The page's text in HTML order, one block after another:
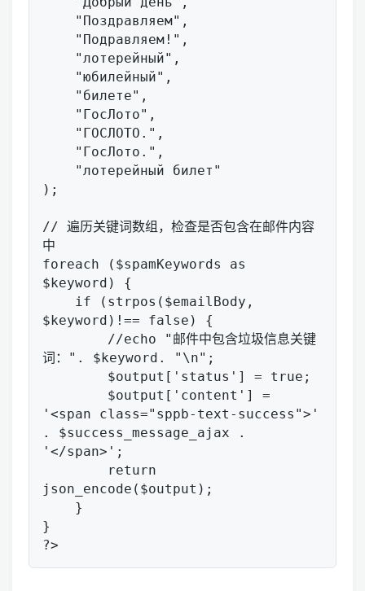
);
// 遍历关键词数组，检查是否包含在邮件内容
中
foreach ($spamKeywords as
$keyword) {
$keyword)!== false) {
词：". $keyword. "\n";
'<span class="sppb-text-success">'
. $success_message_ajax .
'</span>';
json_encode($output);
}